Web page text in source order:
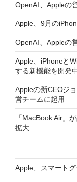
OpenAI、Appleの
Apple、9月の
OpenAI、Appleの
Apple、iPhoneと
する新機能を開発
Appleの新CEOジ
営チームに起用
「MacBook Air」
拡大
Apple、スマート